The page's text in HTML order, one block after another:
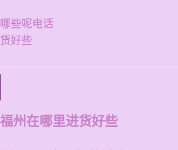
些呢电话
好些
州在哪里进货好些